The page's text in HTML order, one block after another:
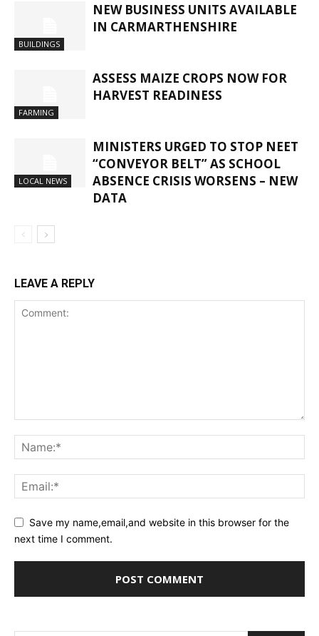
BUILDINGS
NEW BUSINESS UNITS AVAILABLE
IN CARMARTHENSHIRE
FARMING
ASSESS MAIZE CROPS NOW FOR
HARVEST READINESS
LOCAL NEWS
MINISTERS URGED TO STOP NEET
“CONVEYOR BELT” AS SCHOOL
ABSENCE CRISIS WORSENS – NEW
DATA
LEAVE A REPLY
Save my name,email,and website in this browser for the
next time I comment.